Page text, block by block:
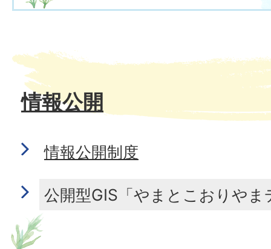
情報公開
情報公開制度
公開型GIS「やまとこおりや